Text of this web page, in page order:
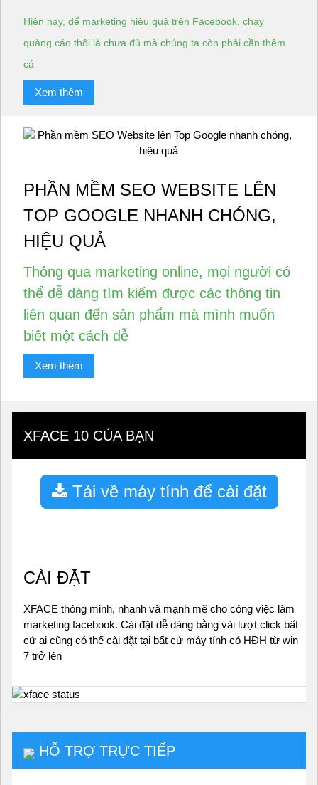
Hiện nay, để marketing hiệu quả trên Facebook, chạy
quảng cáo thôi là chưa đủ mà chúng ta còn phải cần thêm
cá
Xem thêm
PHẦN MỀM SEO WEBSITE LÊN
TOP GOOGLE NHANH CHÓNG,
HIỆU QUẢ
Thông qua marketing online, mọi người có
thể dễ dàng tìm kiếm được các thông tin
liên quan đến sản phẩm mà mình muốn
biết một cách dễ
Xem thêm
XFACE 10 CỦA BẠN
Tải về máy tính để cài đặt
CÀI ĐẶT
XFACE thông minh, nhanh và mạnh mẽ cho công việc làm
marketing facebook. Cài đặt dễ dàng bằng vài lượt click bất
cứ ai cũng có thể cài đặt tại bất cứ máy tính có HĐH từ win
7 trở lên
HỖ TRỢ TRỰC TIẾP